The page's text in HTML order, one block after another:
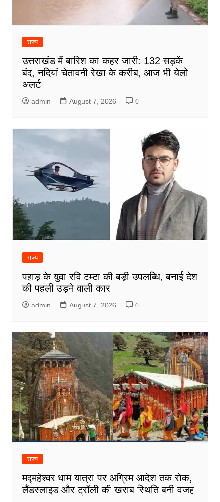
राज्य
उत्तराखंड में बारिश का कहर जारी: 132 सड़कें
बंद, नदियां चेतावनी रेखा के करीब, आज भी येलो
अलर्ट
admin August 7, 2026 0
राज्य
पहाड़ के युवा रवि टम्टा की बड़ी उपलब्धि, बनाई देश
की पहली उड़ने वाली कार
admin August 7, 2026 0
राज्य
मद्महेश्वर धाम यात्रा पर अग्रिम आदेश तक रोक,
लैंडस्लाइड और ट्रॉली की खराब स्थिति बनी वजह